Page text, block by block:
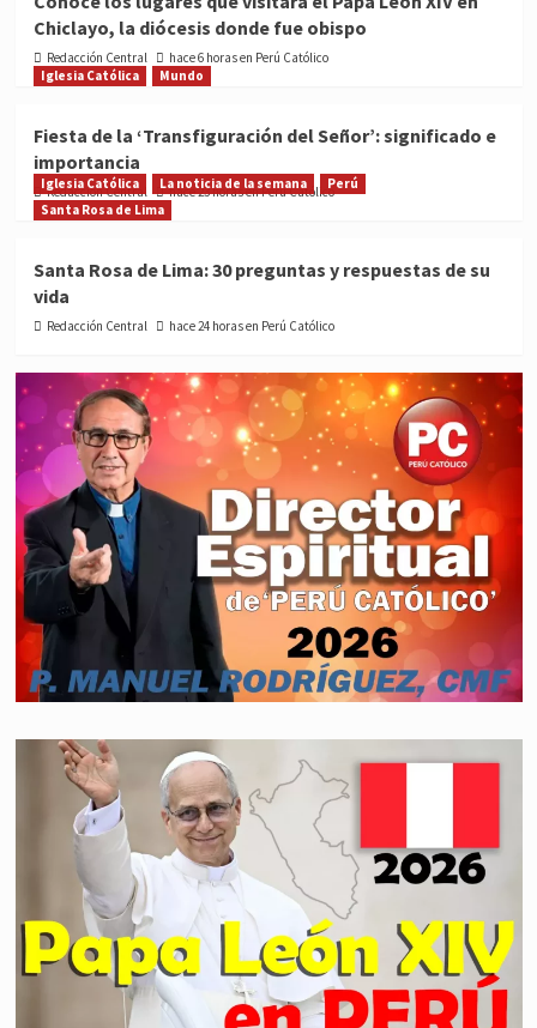
Chiclayo, la diócesis donde fue obispo
Redacción Central
hace 6 horas en Perú Católico
Iglesia Católica
Mundo
Fiesta de la ‘Transfiguración del Señor’: significado e
importancia
Redacción Central hace 23 horas en Perú Católico
Iglesia Católica La noticia de la semana
Perú
Santa Rosa de Lima
Santa Rosa de Lima: 30 preguntas y respuestas de su
vida
Redacción Central hace 24 horas en Perú Católico